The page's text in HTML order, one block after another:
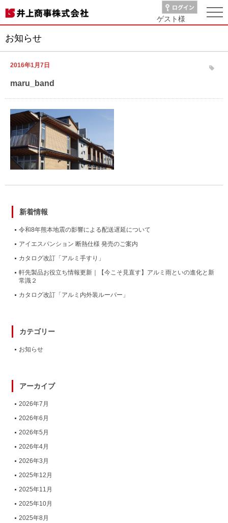
ゲスト様
お知らせ
2016年1月7日
maru_band
新着情報
令和8年熊本地震の影響による配送遅延について
アイエスパンション 断熱仕様 発売のご案内
カタログ改訂「アルミ手すり」
軒先製品お役立ち情報更新｜【今こそ見直す】アルミ雨といの進化と新
常識２
カタログ改訂「アルミ内外装ルーバー」
カテゴリー
お知らせ
アーカイブ
2026年7月
2026年6月
2026年5月
2026年4月
2026年3月
2025年12月
2025年11月
2025年10月
2025年8月